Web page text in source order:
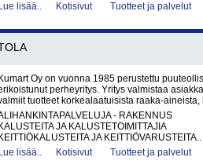
Lue lisää..
Kotisivut Tuotteet ja palvelut
Kumart Oy on vuonna 1985 perustettu
perheyritys. Yritys valmistaa
tuotteet korkealaatuisista raaka-aineista,
- RAKENNUS
KALUSTEITA JA KALUSTETOIMITTAJIA
KEITTIÖKALUSTEITA JA KEITTIÖVARUSTEITA..
Lue lisää..
Kotisivut Tuotteet ja palvelut